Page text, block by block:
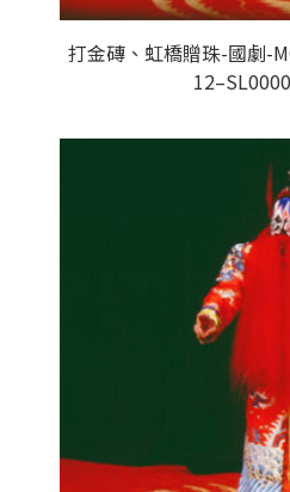
打金磚、虹橋贈珠-國劇-